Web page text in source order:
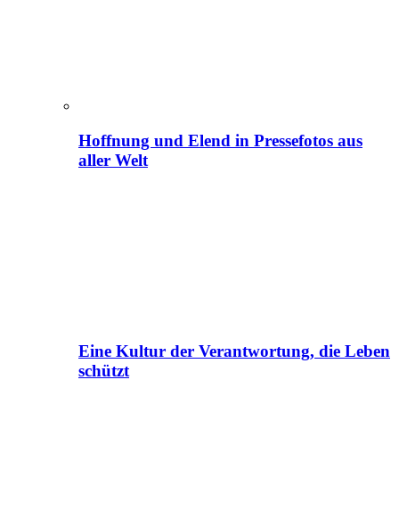
Hoffnung und Elend in Pressefotos aus
aller Welt
Eine Kultur der Verantwortung, die Leben
schützt